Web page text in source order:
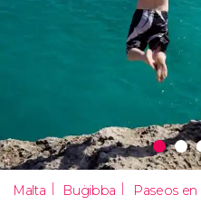
Malta Buġibba Paseos